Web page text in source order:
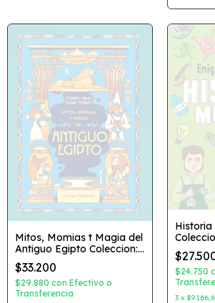
Mitos, Momias t Magia del
Antiguo Egipto Coleccion:
Historias Graficas Autor:
Stephen Davies Dibujante:
Nuria Tamarit Editorial:
Oceano
$33.200
$29.880 con Efectivo o
Transferencia
Mañeru
$24.750
3 x